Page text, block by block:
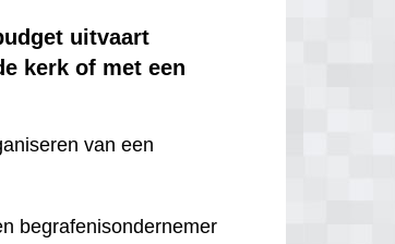
uitvaart
kerk of met een
van een
begrafenisondernemer